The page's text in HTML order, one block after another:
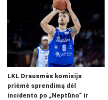
LKL Drausmės komisija
priėmė sprendimą dėl
incidento po „Neptūno“ ir